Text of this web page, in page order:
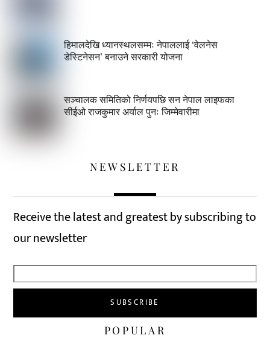
हिमालदेखि ध्यानस्थलसम्मः नेपाललाई ‘वेलनेस
डेस्टिनेसन’ बनाउने सरकारी योजना
सञ्चालक समितिको निर्णयपछि सन नेपाल लाइफका
सीईओ राजकुमार अर्याल पुनः जिम्मेवारीमा
NEWSLETTER
Receive the latest and greatest by subscribing to
our newsletter
POPULAR